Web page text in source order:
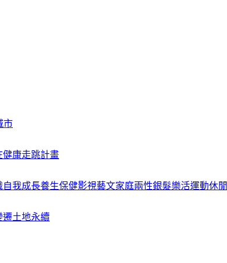
市
健康走跳計畫
自我成長養生保健影視藝文家庭兩性銀髮樂活運動休閒
遷土地永續